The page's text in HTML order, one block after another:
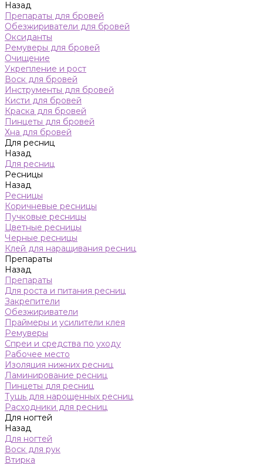
Назад
Препараты для бровей
Обезжириватели для бровей
Оксиданты
Ремуверы для бровей
Очищение
Укрепление и рост
Воск для бровей
Инструменты для бровей
Кисти для бровей
Краска для бровей
Пинцеты для бровей
Хна для бровей
Для ресниц
Назад
Для ресниц
Ресницы
Назад
Ресницы
Коричневые ресницы
Пучковые ресницы
Цветные ресницы
Черные ресницы
Клей для наращивания ресниц
Препараты
Назад
Препараты
Для роста и питания ресниц
Закрепители
Обезжириватели
Праймеры и усилители клея
Ремуверы
Спреи и средства по уходу
Рабочее место
Изоляция нижних ресниц
Ламинирование ресниц
Пинцеты для ресниц
Тушь для нарощенных ресниц
Расходники для ресниц
Для ногтей
Назад
Для ногтей
Воск для рук
Втирка